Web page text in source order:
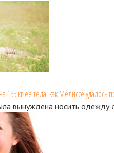
кг ее тела: как Мелиссе удалось
вынуждена носить одежду